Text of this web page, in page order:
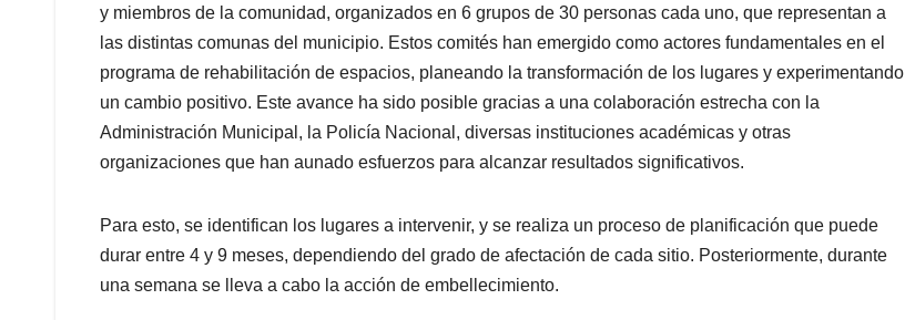
p
k
n
y miembros de la comunidad, organizados en 6 grupos de 30 personas cada uno, que representan a
las distintas comunas del municipio. Estos comités han emergido como actores fundamentales en el
programa de rehabilitación de espacios, planeando la transformación de los lugares y experimentando
un cambio positivo. Este avance ha sido posible gracias a una colaboración estrecha con la
Administración Municipal, la Policía Nacional, diversas instituciones académicas y otras
organizaciones que han aunado esfuerzos para alcanzar resultados significativos.
Para esto, se identifican los lugares a intervenir, y se realiza un proceso de planificación que puede
durar entre 4 y 9 meses, dependiendo del grado de afectación de cada sitio. Posteriormente, durante
una semana se lleva a cabo la acción de embellecimiento.